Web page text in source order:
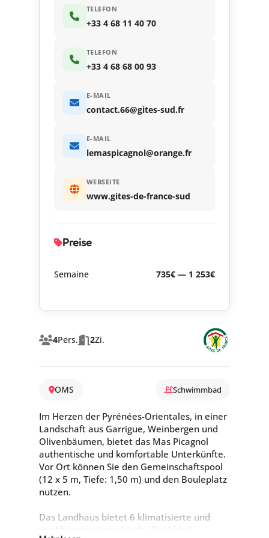
4Pers. 2Zi.
OMS Schwimmbad
Im Herzen der Pyrénées-Orientales, in einer
Landschaft aus Garrigue, Weinbergen und
Olivenbäumen, bietet das Mas Picagnol
authentische und komfortable Unterkünfte.
Vor Ort können Sie den Gemeinschaftspool
(12 x 5 m, Tiefe: 1,50 m) und den Bouleplatz
nutzen.
Das Landhaus bietet 6 klimatisierte und
unabhängige Unterkünfte für 4 bis 6
TELEFON
+33 4 68 11 40 70
TELEFON
+33 4 68 68 00 93
E-MAIL
contact.66@gites-sud.fr
E-MAIL
lemaspicagnol@orange.fr
WEBSEITE
www.gites-de-france-sud
Preise
Semaine 735€ — 1 253€